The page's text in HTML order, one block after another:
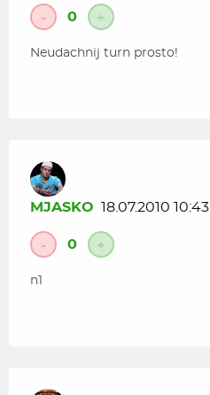
- 0 +
Neudachnij turn prosto!
MJASKO 18.07.2010 10:43
- 0 +
n1